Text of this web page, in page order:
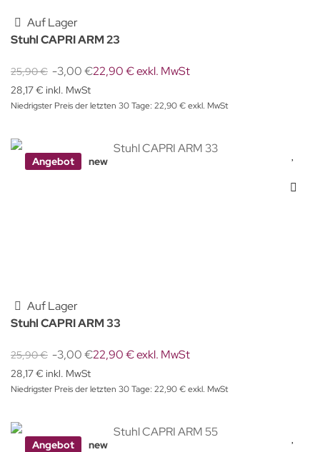
Auf Lager
Stuhl CAPRI ARM 23
25,90 € -3,00 €22,90 € exkl. MwSt
28,17 € inkl. MwSt
Niedrigster Preis der letzten 30 Tage: 22,90 € exkl. MwSt
Angebot new
Auf Lager
Stuhl CAPRI ARM 33
25,90 € -3,00 €22,90 € exkl. MwSt
28,17 € inkl. MwSt
Niedrigster Preis der letzten 30 Tage: 22,90 € exkl. MwSt
Angebot new